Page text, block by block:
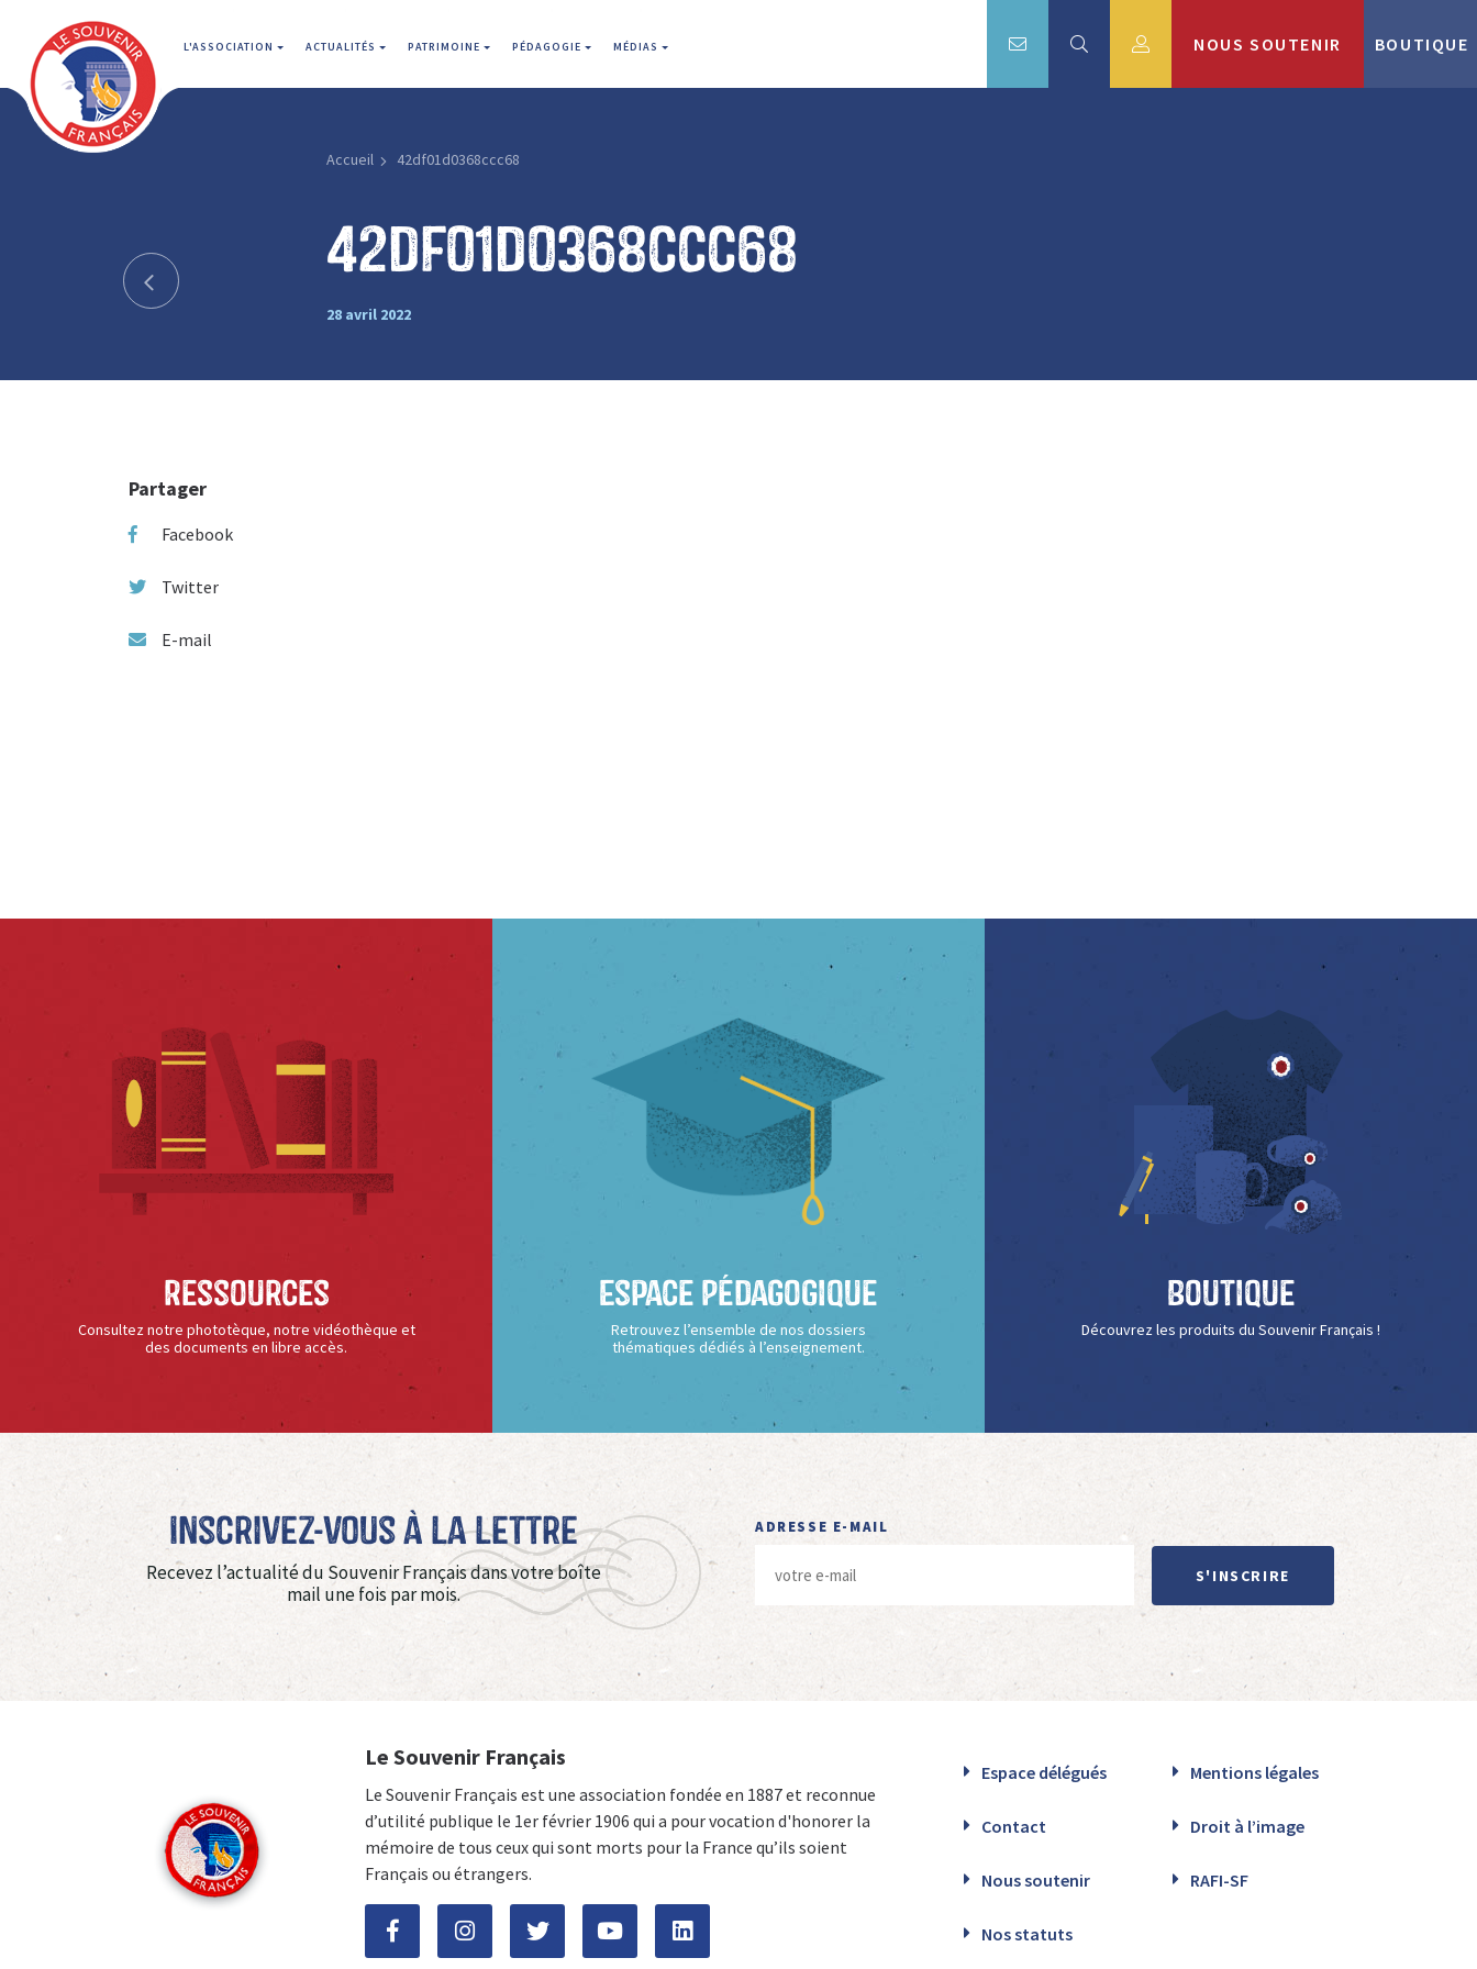
L'ASSOCIATION ACTUALITÉS PATRIMOINE PÉDAGOGIE MÉDIAS NOUS SOUTENIR BOUTIQUE
Accueil 42df01d0368ccc68
42df01d0368ccc68
28 avril 2022
Partager
Facebook
Twitter
E-mail
Ressources
Consultez notre phototèque, notre vidéothèque et
des documents en libre accès.
Espace Pédagogique
Retrouvez l’ensemble de nos dossiers
thématiques dédiés à l’enseignement.
Boutique
Découvrez les produits du Souvenir Français !
Inscrivez-vous à La Lettre
Recevez l’actualité du Souvenir Français dans votre boîte
mail une fois par mois.
ADRESSE E-MAIL
S'INSCRIRE
Le Souvenir Français
Le Souvenir Français est une association fondée en 1887 et reconnue
d’utilité publique le 1er février 1906 qui a pour vocation d'honorer la
mémoire de tous ceux qui sont morts pour la France qu’ils soient
Français ou étrangers.
Espace délégués Mentions légales
Contact Droit à l’image
Nous soutenir RAFI-SF
Nos statuts